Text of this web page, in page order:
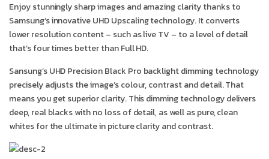
Enjoy stunningly sharp images and amazing clarity thanks to
Samsung’s innovative UHD Upscaling technology. It converts
lower resolution content – such as live TV – to a level of detail
that’s four times better than Full HD.
Sansung’s UHD Precision Black Pro backlight dimming technology
precisely adjusts the image’s colour, contrast and detail. That
means you get superior clarity. This dimming technology delivers
deep, real blacks with no loss of detail, as well as pure, clean
whites for the ultimate in picture clarity and contrast.